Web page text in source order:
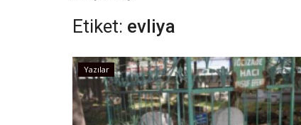
Etiket: evliya
Yazılar